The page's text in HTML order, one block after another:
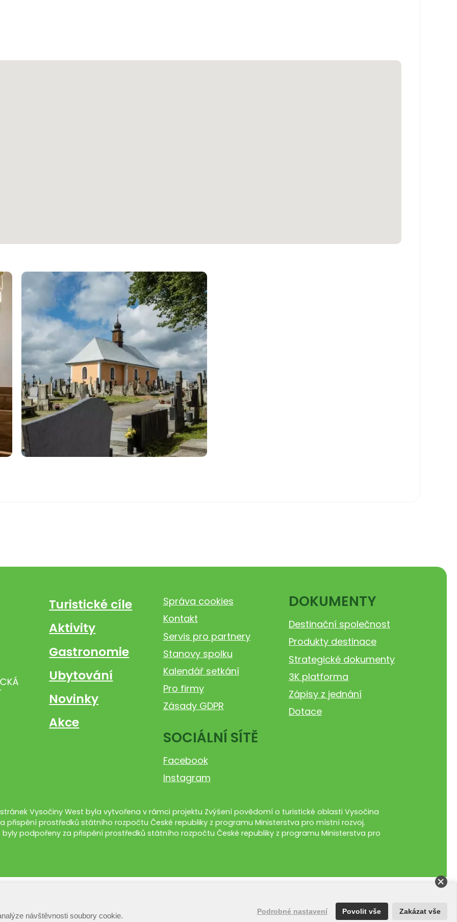
Turistické cíle
Aktivity
Gastronomie
Ubytování
Novinky
Akce
Správa cookies
Kontakt
Servis pro partnery
Stanovy spolku
Kalendář setkání
Pro firmy
Zásady GDPR
SOCIÁLNÍ SÍTĚ
Facebook
Instagram
DOKUMENTY
Destinační společnost
Produkty destinace
Strategické dokumenty
3K platforma
Zápisy z jednání
Dotace
Vysočiny West byla vytvořena v rámci projektu Zvýšení povědomí o turistické oblasti Vysočina
přispění prostředků státního rozpočtu České republiky z programu Ministerstva pro místní rozvoj.
byly podpořeny za přispění prostředků státního rozpočtu České republiky z programu Ministerstva pro
návštěvnosti soubory cookie. Podrobné nastavení Povolit vše Zakázat vše